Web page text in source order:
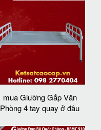
mua Giường Gấp Văn
Phòng 4 tay quay ở đâu